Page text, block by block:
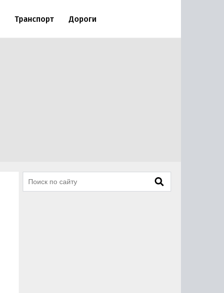
Транспорт Дороги